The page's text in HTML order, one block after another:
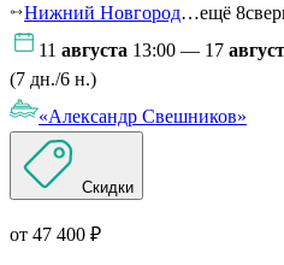
Нижний Новгород…ещё 8
11 августа 13:00 — 17
(7 дн./6 н.)
«Александр Свешников»
Скидки
от 47 400 ₽